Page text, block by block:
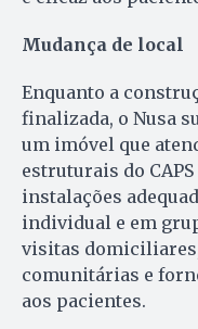
Mudança de local
Enquanto a
finalizada, o Nusa
um imóvel que
estruturais do
instalações
individual e em
visitas
comunitárias e
aos pacientes.